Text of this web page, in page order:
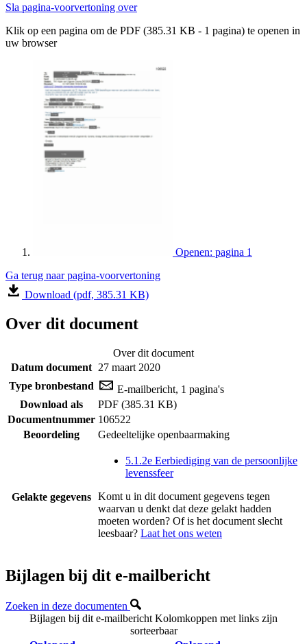
Sla pagina-voorvertoning over
Klik op een pagina om de PDF (385.31 KB - 1 pagina) te openen in
uw browser
Openen: pagina 1
Ga terug naar pagina-voorvertoning
Download (pdf, 385.31 KB)
Over dit document
Over dit document
Datum document 27 maart 2020
Type bronbestand
E-mailbericht, 1 pagina's
Download als
PDF (385.31 KB)
Documentnummer 106522
Beoordeling
Gedeeltelijke openbaarmaking
Gelakte gegevens
5.1.2e Eerbiediging van de persoonlijke
levenssfeer
Komt u in dit document gegevens tegen
waarvan u denkt dat deze gelakt hadden
moeten worden? Of is het document slecht
leesbaar? Laat het ons weten
Bijlagen bij dit e-mailbericht
Zoeken in deze documenten
Bijlagen bij dit e-mailbericht Kolomkoppen met links zijn
sorteerbaar